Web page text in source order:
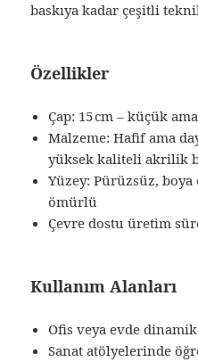
baskıya kadar çeşitli
Özellikler
Çap: 15 cm – küçük
Malzeme: Hafif ama
yüksek kaliteli akrilik
Yüzey: Pürüzsüz,
ömürlü
Çevre dostu üretim
Kullanım Alanları
Ofis veya evde
Sanat atölyelerinde